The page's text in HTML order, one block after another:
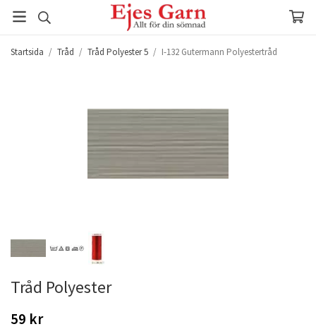
Startsida / Tråd / Tråd Polyester 5 / I-132 Gutermann Polyestertråd
Tråd Polyester
59 kr